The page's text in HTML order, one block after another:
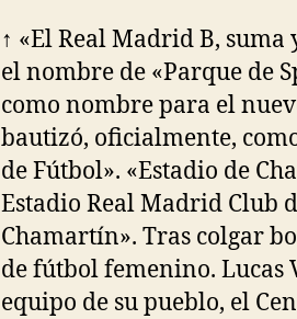
↑ «El Real Madrid B,
el nombre de «Parque de
como nombre para el
bautizó, oficialmente,
de Fútbol». «Estadio de
Estadio Real Madrid Club
Chamartín». Tras colgar
de fútbol femenino. Lucas
equipo de su pueblo, el